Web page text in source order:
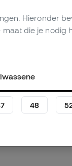
Retourbeleid
*Niet van
Hieronder
die je nodig
48